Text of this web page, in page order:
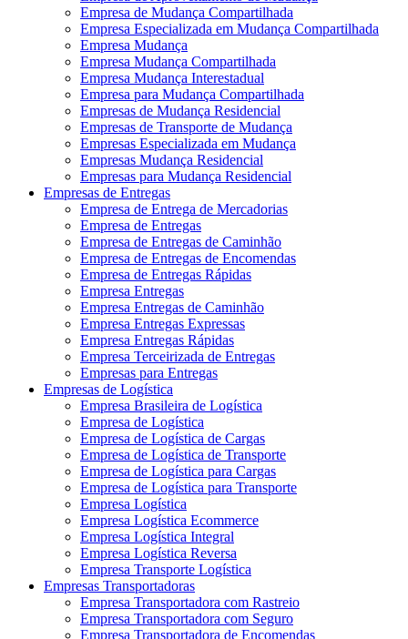
Empresa de Mudança Compartilhada
Empresa Especializada em Mudança Compartilhada
Empresa Mudança
Empresa Mudança Compartilhada
Empresa Mudança Interestadual
Empresa para Mudança Compartilhada
Empresas de Mudança Residencial
Empresas de Transporte de Mudança
Empresas Especializada em Mudança
Empresas Mudança Residencial
Empresas para Mudança Residencial
Empresas de Entregas
Empresa de Entrega de Mercadorias
Empresa de Entregas
Empresa de Entregas de Caminhão
Empresa de Entregas de Encomendas
Empresa de Entregas Rápidas
Empresa Entregas
Empresa Entregas de Caminhão
Empresa Entregas Expressas
Empresa Entregas Rápidas
Empresa Terceirizada de Entregas
Empresas para Entregas
Empresas de Logística
Empresa Brasileira de Logística
Empresa de Logística
Empresa de Logística de Cargas
Empresa de Logística de Transporte
Empresa de Logística para Cargas
Empresa de Logística para Transporte
Empresa Logística
Empresa Logística Ecommerce
Empresa Logística Integral
Empresa Logística Reversa
Empresa Transporte Logística
Empresas Transportadoras
Empresa Transportadora com Rastreio
Empresa Transportadora com Seguro
Empresa Transportadora de Encomendas